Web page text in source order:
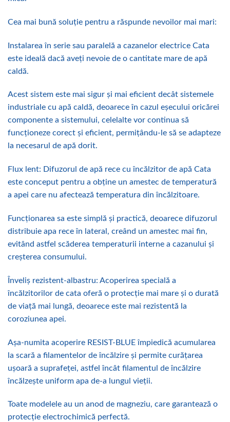
Cea mai bună soluție pentru a răspunde nevoilor mai mari:
Instalarea în serie sau paralelă a cazanelor electrice Cata
este ideală dacă aveți nevoie de o cantitate mare de apă
caldă.
Acest sistem este mai sigur și mai eficient decât sistemele
industriale cu apă caldă, deoarece în cazul eșecului oricărei
componente a sistemului, celelalte vor continua să
funcționeze corect și eficient, permițându-le să se adapteze
la necesarul de apă dorit.
Flux lent: Difuzorul de apă rece cu încălzitor de apă Cata
este conceput pentru a obține un amestec de temperatură
a apei care nu afectează temperatura din încălzitoare.
Funcționarea sa este simplă și practică, deoarece difuzorul
distribuie apa rece în lateral, creând un amestec mai fin,
evitând astfel scăderea temperaturii interne a cazanului și
creșterea consumului.
Înveliș rezistent-albastru: Acoperirea specială a
încălzitorilor de cata oferă o protecție mai mare și o durată
de viață mai lungă, deoarece este mai rezistentă la
coroziunea apei.
Așa-numita acoperire RESIST-BLUE împiedică acumularea
la scară a filamentelor de încălzire și permite curățarea
ușoară a suprafeței, astfel încât filamentul de încălzire
încălzește uniform apa de-a lungul vieții.
Toate modelele au un anod de magneziu, care garantează o
protecție electrochimică perfectă.